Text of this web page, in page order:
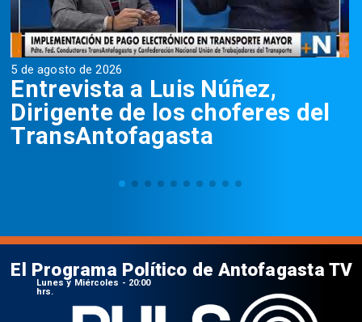
5 de agosto de 2026
Entrevista a Luis Núñez,
Dirigente de los choferes del
TransAntofagasta
El Programa Político de Antofagasta TV
Lunes y Miércoles - 20:00
hrs.